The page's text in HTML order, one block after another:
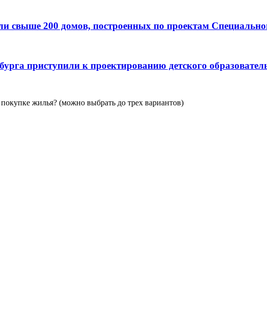
свыше 200 домов, построенных по проектам
приступили к проектированию детского
жилья? (можно выбрать до трех вариантов)